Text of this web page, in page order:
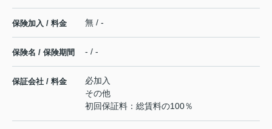
保険加入 / 料金 無 / -
保険名 / 保険期間 - / -
保証会社 / 料金
必加入
その他
初回保証料：総賃料の100％